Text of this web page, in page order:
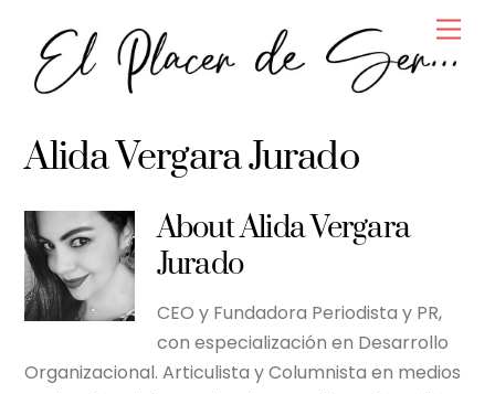
content
Alida Vergara Jurado
AboutAlida Vergara
Jurado
CEO y Fundadora Periodista y PR,
con especialización en Desarrollo
Organizacional. Articulista y Columnista en medios